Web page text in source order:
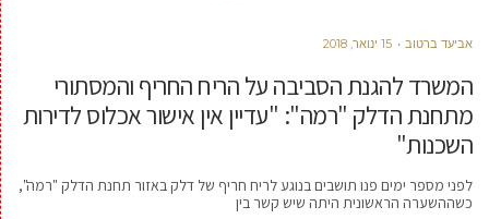
אביעד ברטוב 15 ינואר, 2018
המשרד להגנת הסביבה על הריח החריף והמסתורי
מתחנת הדלק "רמה": "עדיין אין אישור אכלוס לדירות
השכנות"
לפני מספר ימים פנו תושבים בנוגע לריח חריף של דלק באזור תחנת הדלק "רמה",
כשההשערה הראשונית היתה שיש קשר בין